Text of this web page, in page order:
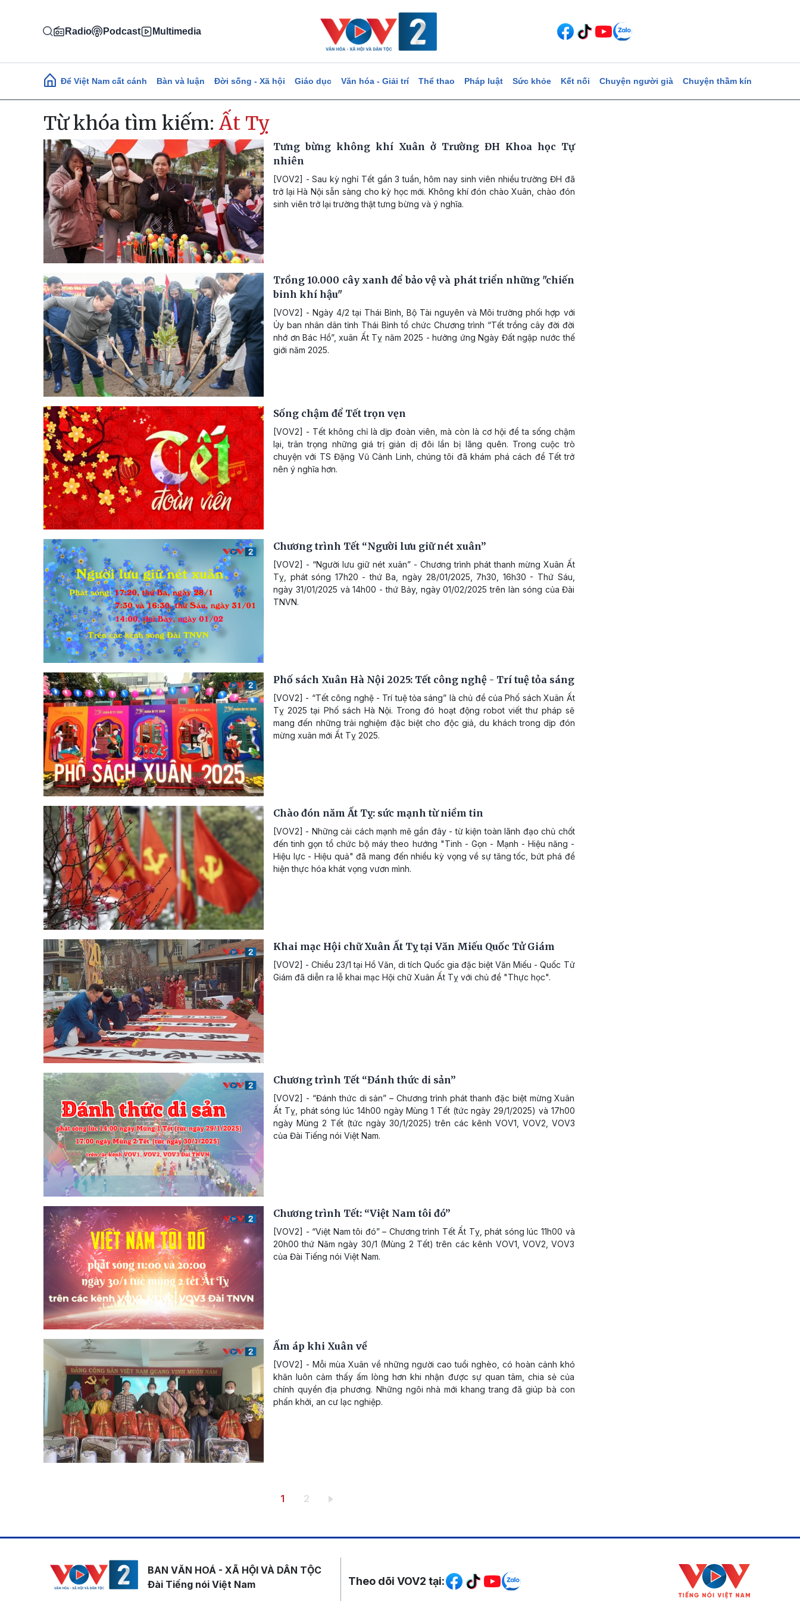
Radio Podcast Multimedia
Main navigation
Để Việt Nam cất cánh Bàn và luận Đời sống - Xã hội Giáo dục Văn hóa - Giải trí Thể thao Pháp luật Sức khỏe Kết nối Chuyện người già Chuyện thầm kín
Từ khóa tìm kiếm:Ất Tỵ
Tưng bừng không khí Xuân ở Trường ĐH Khoa học Tự
nhiên
[VOV2] - Sau kỳ nghỉ Tết gần 3 tuần, hôm nay sinh viên nhiều trường ĐH đã
trở lại Hà Nội sẵn sàng cho kỳ học mới. Không khí đón chào Xuân, chào đón
sinh viên trở lại trường thật tưng bừng và ý nghĩa.
Trồng 10.000 cây xanh để bảo vệ và phát triển những "chiến
binh khí hậu"
[VOV2] - Ngày 4/2 tại Thái Bình, Bộ Tài nguyên và Môi trường phối hợp với
Ủy ban nhân dân tỉnh Thái Bình tổ chức Chương trình “Tết trồng cây đời đời
nhớ ơn Bác Hồ”, xuân Ất Tỵ năm 2025 - hưởng ứng Ngày Đất ngập nước thế
giới năm 2025.
Sống chậm để Tết trọn vẹn
[VOV2] - Tết không chỉ là dịp đoàn viên, mà còn là cơ hội để ta sống chậm
lại, trân trọng những giá trị giản dị đôi lần bị lãng quên. Trong cuộc trò
chuyện với TS Đặng Vũ Cảnh Linh, chúng tôi đã khám phá cách để Tết trở
nên ý nghĩa hơn.
Chương trình Tết “Người lưu giữ nét xuân”
[VOV2] - “Người lưu giữ nét xuân” - Chương trình phát thanh mừng Xuân Ất
Tỵ, phát sóng 17h20 - thứ Ba, ngày 28/01/2025, 7h30, 16h30 - Thứ Sáu,
ngày 31/01/2025 và 14h00 - thứ Bảy, ngày 01/02/2025 trên làn sóng của Đài
TNVN.
Phố sách Xuân Hà Nội 2025: Tết công nghệ - Trí tuệ tỏa sáng
[VOV2] - “Tết công nghệ - Trí tuệ tỏa sáng” là chủ đề của Phố sách Xuân Ất
Tỵ 2025 tại Phố sách Hà Nội. Trong đó hoạt động robot viết thư pháp sẽ
mang đến những trải nghiệm đặc biệt cho độc giả, du khách trong dịp đón
mừng xuân mới Ất Tỵ 2025.
Chào đón năm Ất Tỵ: sức mạnh từ niềm tin
[VOV2] - Những cải cách mạnh mẽ gần đây - từ kiện toàn lãnh đạo chủ chốt
đến tinh gọn tổ chức bộ máy theo hướng "Tinh - Gọn - Mạnh - Hiệu năng -
Hiệu lực - Hiệu quả" đã mang đến nhiều kỳ vọng về sự tăng tốc, bứt phá để
hiện thực hóa khát vọng vươn mình.
Khai mạc Hội chữ Xuân Ất Tỵ tại Văn Miếu Quốc Tử Giám
[VOV2] - Chiều 23/1 tại Hồ Văn, di tích Quốc gia đặc biệt Văn Miếu - Quốc Tử
Giám đã diễn ra lễ khai mạc Hội chữ Xuân Ất Tỵ với chủ đề "Thực học".
Chương trình Tết “Đánh thức di sản”
[VOV2] - “Đánh thức di sản” – Chương trình phát thanh đặc biệt mừng Xuân
Ất Tỵ, phát sóng lúc 14h00 ngày Mùng 1 Tết (tức ngày 29/1/2025) và 17h00
ngày Mùng 2 Tết (tức ngày 30/1/2025) trên các kênh VOV1, VOV2, VOV3
của Đài Tiếng nói Việt Nam.
Chương trình Tết: “Việt Nam tôi đó”
[VOV2] - “Việt Nam tôi đó” – Chương trình Tết Ất Tỵ, phát sóng lúc 11h00 và
20h00 thứ Năm ngày 30/1 (Mùng 2 Tết) trên các kênh VOV1, VOV2, VOV3
của Đài Tiếng nói Việt Nam.
Ấm áp khi Xuân về
[VOV2] - Mỗi mùa Xuân về những người cao tuổi nghèo, có hoàn cảnh khó
khăn luôn cảm thấy ấm lòng hơn khi nhận được sự quan tâm, chia sẻ của
chính quyền địa phương. Những ngôi nhà mới khang trang đã giúp bà con
phấn khởi, an cư lạc nghiệp.
Trang hiện thời
1 Trang
2
BAN VĂN HOÁ - XÃ HỘI VÀ DÂN TỘC
Đài Tiếng nói Việt Nam
Mạng xã hội
Theo dõi VOV2 tại: